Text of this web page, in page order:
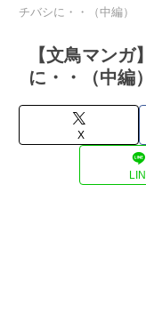
チバシに・・（中編）
【文鳥マン
に・・（中編）
X